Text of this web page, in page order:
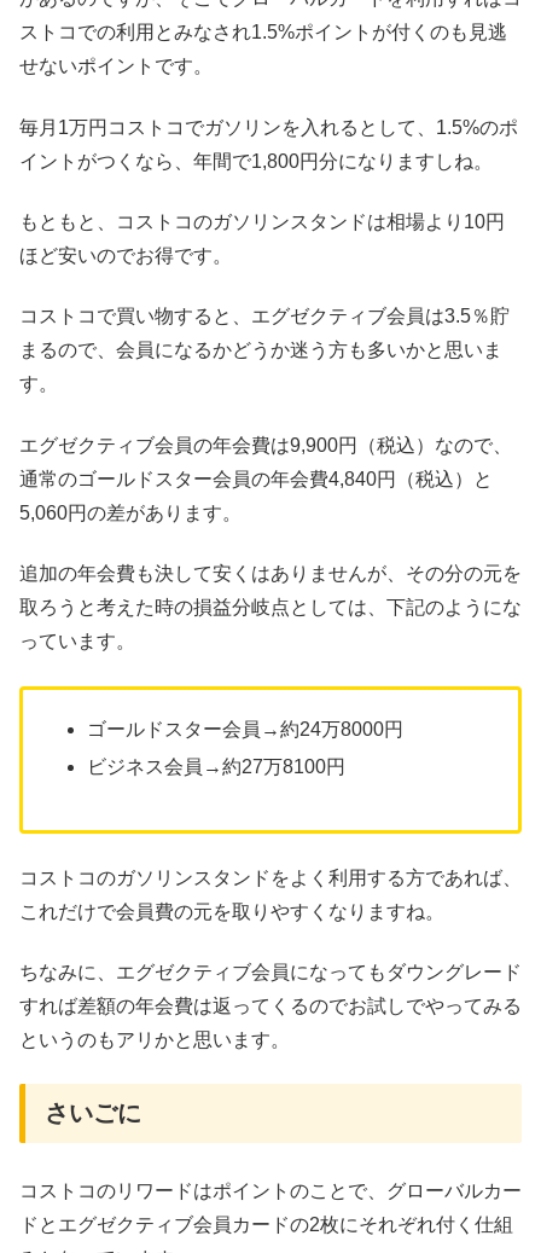
ストコでの利用とみなされ1.5%ポイントが付くのも見逃
せないポイントです。
毎月1万円コストコでガソリンを入れるとして、1.5%のポ
イントがつくなら、年間で1,800円分になりますしね。
もともと、コストコのガソリンスタンドは相場より10円
ほど安いのでお得です。
コストコで買い物すると、エグゼクティブ会員は3.5％貯
まるので、会員になるかどうか迷う方も多いかと思いま
す。
エグゼクティブ会員の年会費は9,900円（税込）なので、
通常のゴールドスター会員の年会費4,840円（税込）と
5,060円の差があります。
追加の年会費も決して安くはありませんが、その分の元を
取ろうと考えた時の損益分岐点としては、下記のようにな
っています。
ゴールドスター会員→約24万8000円
ビジネス会員→約27万8100円
コストコのガソリンスタンドをよく利用する方であれば、
これだけで会員費の元を取りやすくなりますね。
ちなみに、エグゼクティブ会員になってもダウングレード
すれば差額の年会費は返ってくるのでお試しでやってみる
というのもアリかと思います。
さいごに
コストコのリワードはポイントのことで、グローバルカー
ドとエグゼクティブ会員カードの2枚にそれぞれ付く仕組